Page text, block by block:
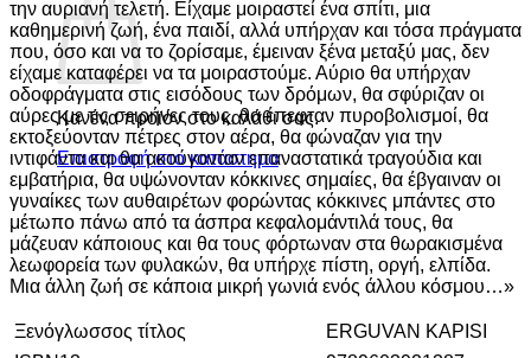
Κανένα προϊόν στο καλάθι σας.
Επιστροφή στο κατάστημα
την αυριανή τελετή. Είχαμε μοιραστεί ένα σπίτι, μια
καθημερινή ζωή, ένα παιδί, αλλά υπήρχαν και τόσα πράγματα
που, όσο και να το ζορίσαμε, έμειναν ξένα μεταξύ μας, δεν
είχαμε καταφέρει να τα μοιραστούμε. Αύριο θα υπήρχαν
οδοφράγματα στις εισόδους των δρόμων, θα σφύριζαν οι
αύρες με τις σειρήνες τους, θα έπεφταν πυροβολισμοί, θα
εκτοξεύονταν πέτρες στον αέρα, θα φώναζαν για την
ιντιφάντα και θα ακούγονταν επαναστατικά τραγούδια και
εμβατήρια, θα υψώνονταν κόκκινες σημαίες, θα έβγαιναν οι
γυναίκες των αυθαιρέτων φορώντας κόκκινες μπάντες στο
μέτωπο πάνω από τα άσπρα κεφαλομάντιλά τους, θα
μάζευαν κάποιους και θα τους φόρτωναν στα θωρακισμένα
λεωφορεία των φυλακών, θα υπήρχε πίστη, οργή, ελπίδα.
Μια άλλη ζωή σε κάποια μικρή γωνιά ενός άλλου κόσμου…»
Ξενόγλωσσος τίτλος
ERGUVAN KAPISI